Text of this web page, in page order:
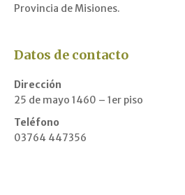
Provincia de Misiones.
Datos de contacto
Dirección
25 de mayo 1460 – 1er piso
Teléfono
03764 447356